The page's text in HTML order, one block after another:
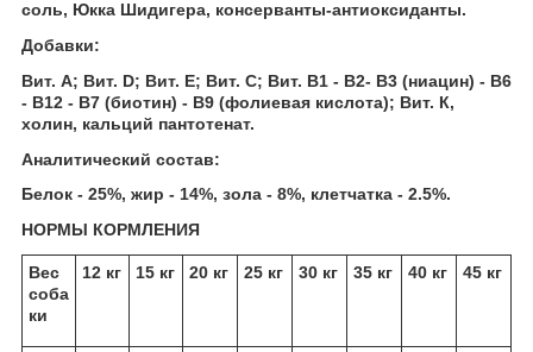
соль, Юкка Шидигера, консерванты-антиоксиданты.
Добавки:
Вит. А; Вит. D; Вит. Е; Вит. С; Вит. B1 - B2- B3 (ниацин) - B6
- B12 - B7 (биотин) - B9 (фолиевая кислота); Вит. К,
холин, кальций пантотенат.
Аналитический состав:
Белок - 25%, жир - 14%, зола - 8%, клетчатка - 2.5%.
НОРМЫ КОРМЛЕНИЯ
Вес
соба
ки
12 кг 15 кг 20 кг 25 кг 30 кг 35 кг 40 кг 45 кг